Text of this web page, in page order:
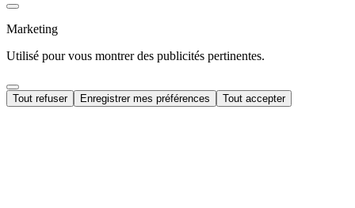
Marketing
Utilisé pour vous montrer des publicités pertinentes.
Tout refuser Enregistrer mes préférences Tout accepter